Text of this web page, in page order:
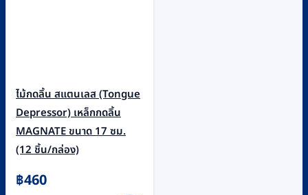
ไม้กดลิ้น สแตนเลส (Tongue
Depressor) เหล็กกดลิ้น
MAGNATE ขนาด 17 ซม.
(12 ชิ้น/กล่อง)
฿460